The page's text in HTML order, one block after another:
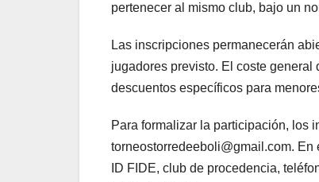
pertenecer al mismo club, bajo un
Las inscripciones permanecerán
jugadores previsto. El coste
descuentos específicos para
Para formalizar la participación, los
torneostorredeeboli@gmail.com.
ID FIDE, club de procedencia,